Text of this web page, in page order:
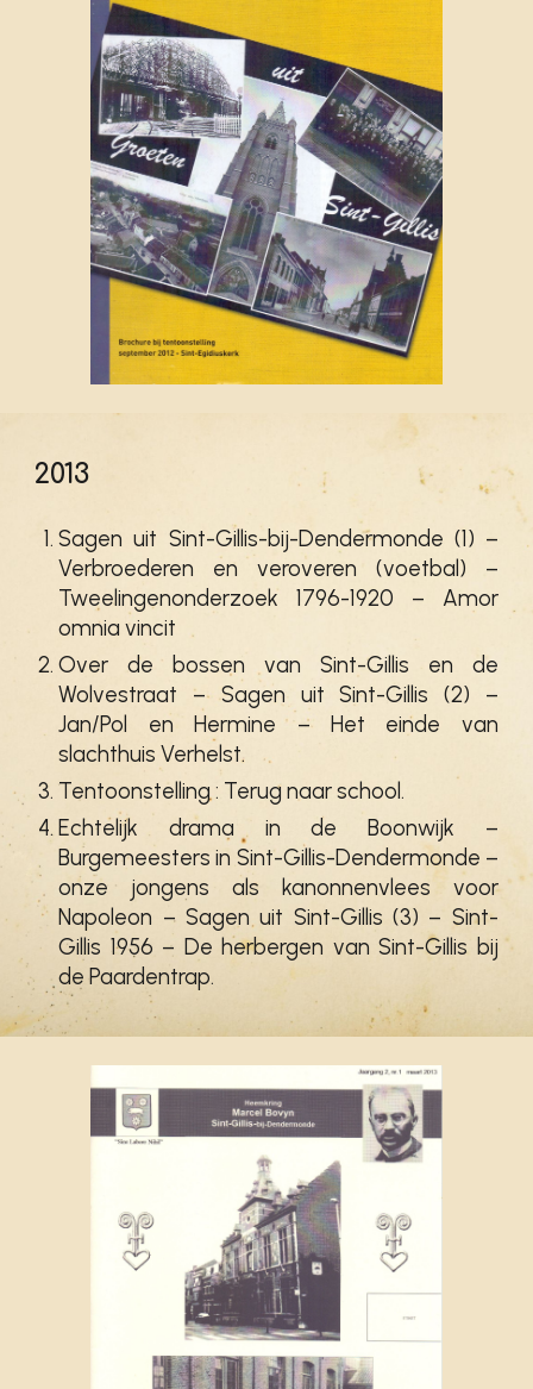
2013
Sagen uit Sint-Gillis-bij-Dendermonde (1) –
Verbroederen en veroveren (voetbal) –
Tweelingenonderzoek 1796-1920 – Amor
omnia vincit
Over de bossen van Sint-Gillis en de
Wolvestraat – Sagen uit Sint-Gillis (2) –
Jan/Pol en Hermine – Het einde van
slachthuis Verhelst.
Tentoonstelling : Terug naar school.
Echtelijk drama in de Boonwijk –
Burgemeesters in Sint-Gillis-Dendermonde –
onze jongens als kanonnenvlees voor
Napoleon – Sagen uit Sint-Gillis (3) – Sint-
Gillis 1956 – De herbergen van Sint-Gillis bij
de Paardentrap.